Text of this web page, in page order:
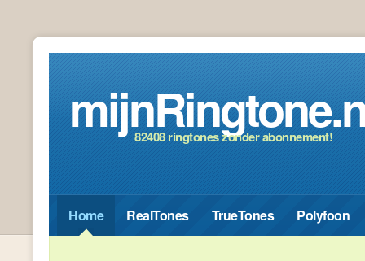
82408 ringtones zonder abonnement!
Home RealTones TrueTones Polyfoon